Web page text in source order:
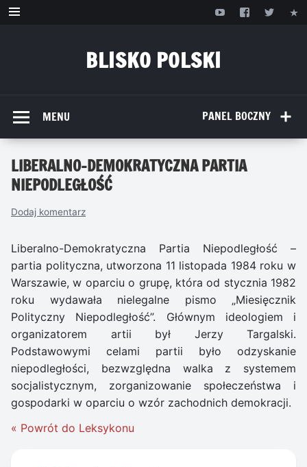
Przejdź
BLISKO POLSKI
PANEL BOCZNY
MENU
LIBERALNO-DEMOKRATYCZNA PARTIA
NIEPODLEGŁOŚĆ
Dodaj komentarz
Liberalno-Demokratyczna Partia Niepodległość –
partia polityczna, utworzona 11 listopada 1984 roku w
Warszawie, w oparciu o grupę, która od stycznia 1982
roku wydawała nielegalne pismo „Miesięcznik
Polityczny Niepodległość”. Głównym ideologiem i
organizatorem artii był Jerzy Targalski.
Podstawowymi celami partii było odzyskanie
niepodległości, bezwzględna walka z systemem
socjalistycznym, zorganizowanie społeczeństwa i
gospodarki w oparciu o wzór zachodnich demokracji.
« Powrót do Leksykonu